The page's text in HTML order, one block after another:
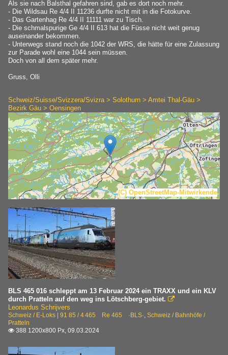
Als sie nach Balsthal gefahren sind, gab es dort noch mehr.
- Die Wildsau Re 4/4 II 11236 durfte nicht mit in die Fotokurve.
- Das Gartenhag Re 4/4 II 11111 war zu Tisch.
- Die schmalspurige Ge 4/4 II 613 hat die Füsse nicht weit genug
auseinander bekommen.
- Unterwegs stand noch die 1042 der WRS, die hätte für eine Zulassung
zur Parade wohl eine 1044 sein müssen.
Doch von all dem später mehr.
Gruss, Olli
Schweiz/Suisse/Svizzera/Svizra > Solothurn > Amtei Thal-Gäu >
Bezirk Gäu > Oensingen
(C) OpenStreetMap-Mitwirkende
BLS 465 016 schleppt am 13 Februar 2024 ein TRAXX und ein KLV
durch Pratteln auf den weg ins Lötschberg-gebiet. 
Leonardus Schrijvers
Schweiz / E-Loks | 91 85 / 4 465 Re 465 ·BLS·, Schweiz / Bahnhöfe /
Pratteln
 388 1200x800 Px, 09.03.2024